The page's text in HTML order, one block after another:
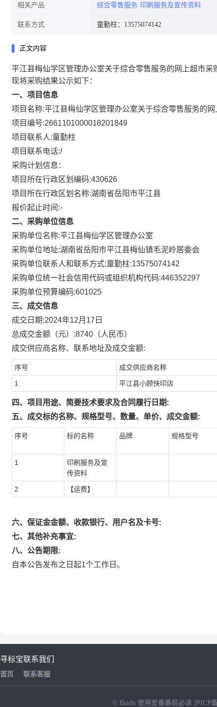
相关产品 综合零售服务 印刷服务及宣传资料
联系方式 童勤柱：13575074142
正文内容
平江县梅仙学区管理办公室关于综合零售服务的网上超市采
现将采购结果公示如下：
一、项目信息
项目名称:平江县梅仙学区管理办公室关于综合零售服务的
项目编号:2661101000018201849
项目联系人:童勤柱
项目联系电话:/
采购计划信息：
项目所在行政区划编码:430626
项目所在行政区划名称:湖南省岳阳市平江县
报价起止时间:-
二、采购单位信息
采购单位名称:平江县梅仙学区管理办公室
采购单位地址:湖南省岳阳市平江县梅仙镇毛泥岭居委会
采购单位联系人和联系方式:童勤柱:13575074142
采购单位统一社会信用代码或组织机构代码:446352297
采购单位预算编码:601025
三、成交信息
成交日期:2024年12月17日
总成交金额（元）:8740 （人民币）
成交供应商名称、联系地址及成交金额:
序号 成交供应商名称
1 平江县小顾快印店
四、项目用途、简要技术要求及合同履行日期:
五、成交标的名称、规格型号、数量、单价、成交金额:
序号 标的名称 品牌 规格型号
1
印刷服务及宣
传资料
2 【运费】
六、保证金金额、收款银行、用户名及卡号:
七、其他补充事宜:
八、公告期限:
自本公告发布之日起1个工作日。
寻标宝
首页
联系我们
联系客服
© Baidu 使用爱番番前必读 沪ICP